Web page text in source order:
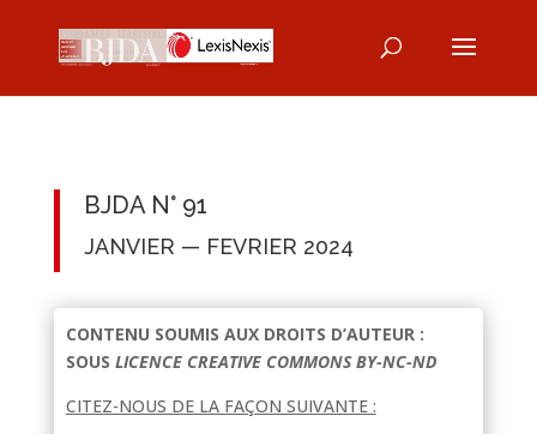
BJDA N° 91
JANVIER — FEVRIER 2024
CONTENU SOUMIS AUX DROITS D’AUTEUR :
SOUS LICENCE CREATIVE COMMONS BY-NC-ND
CITEZ-NOUS DE LA FAÇON SUIVANTE :